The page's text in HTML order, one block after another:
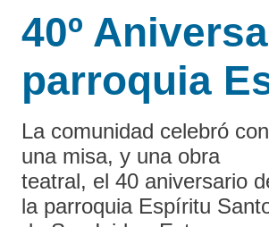
40º
parroquia
La comunidad celebró con
una misa, y una obra
teatral, el 40 aniversario
la parroquia Espíritu